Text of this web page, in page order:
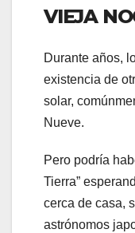
VIEJA
Durante años,
existencia de
solar,
Nueve.
Pero podría
Tierra”
cerca de casa,
astrónomos